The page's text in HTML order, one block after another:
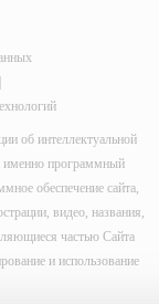
об интеллектуальной
именно программный
обеспечение сайта,
видео, названия,
частью Сайта
и использование